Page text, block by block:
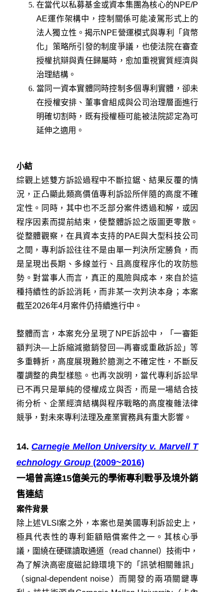
在當代以私募基金或資本集團為核心的NPE/P
AE運作架構中，控制關係可能凌駕形式上的
法人獨立性。揭示NPE營運模式與專利「貨幣
化」策略所引發的制度爭議，也使法院在審查
授權抗辯與責任歸屬時，愈加重視實質經濟與
治理結構。
當同一資本實體同時控制多個專利實體，卻未
在授權安排、董事會組成與公司治理層面進行
明確切割時，既有授權極可能被法院認定為可
延伸之適用。
小結
綜觀上述雙方訴訟過程中不斷拉鋸、結果反覆的情
況，正凸顯此類高價值專利訴訟所伴隨的高度不確
定性。同時，其中也不乏部分案件透過和解，或因
程序因素而提前結束，使整體訴訟之版圖更零散。
從整體觀察，在具資本支持的PAE與大型科技公司
之間，專利訴訟往往不是由單一判決所定勝負，而
是呈現出長期、多線並行、且高度程序化的攻防態
勢。對當事人而言，真正的風險與成本，來自於這
種持續性的訴訟消耗，而非某一次判決本身；本案
截至2026年4月案件仍持續進行中。
整體而言，本案充分呈現了NPE訴訟中，「一審鉅
額判決—上訴縮減撤銷發回—再審或重啟訴訟」等
多重轉折，高度展現難於臆測之不確定性，不斷反
覆調整的典型樣態。也再次說明，當代專利訴訟早
已不再只是單純的侵權成立與否，而是一場結合技
術分析、企業經濟結構與程序戰略的高度複雜法律
競爭，對未來專利法理及產業實務具有重大影響。
14. Carnegie Mellon University v. Marvell T
echnology Group (2009~2016)
一場曾高達15億美元的學術專利戰爭及境外銷
售連結
案件背景
除上述VLSI案之外，本案也是美國專利訴訟史上，
極具代表性的專利鉅額賠償案件之一。其核心爭
議，圍繞在硬碟讀取通道（read channel）技術中，
為了解決高密度磁記錄環境下的「訊號相關雜訊」
（signal‑dependent noise）而開發的兩項關鍵專